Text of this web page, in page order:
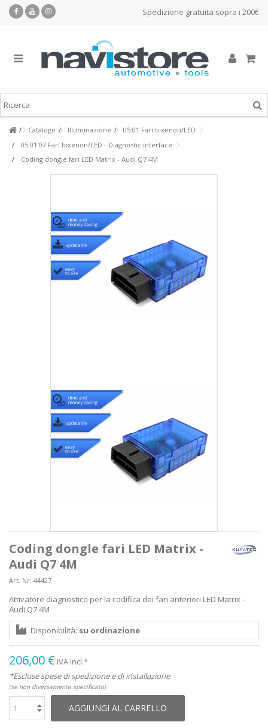
Spedizione gratuita sopra i 200€
Catalogo Illuminazione
05.01 Fari bixenon/LED
05.01.07 Fari bixenon/LED - Diagnostic interface
Coding dongle fari LED Matrix - Audi Q7 4M
Coding dongle fari LED Matrix -
Audi Q7 4M
Art. Nr: 44427
Attivatore diagnostico per la codifica dei fari anteriori LED Matrix -
Audi Q7 4M
Disponibilità: su ordinazione
206,00 € IVA incl.*
*Escluse spese di spedizione e di installazione
(se non diversamente specificato)
AGGIUNGI AL CARRELLO